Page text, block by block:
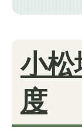
小松
度